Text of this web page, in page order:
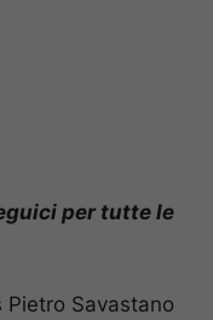
per tutte le
Pietro Savastano